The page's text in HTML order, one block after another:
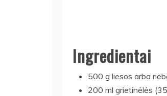
Ingredientai
500 g liesos arba
200 ml grietinėlės